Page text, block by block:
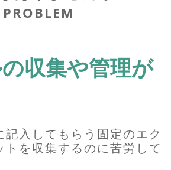
PROBLEM
収集や管理が
入してもらう 固定のエク
トを収集するのに苦労して